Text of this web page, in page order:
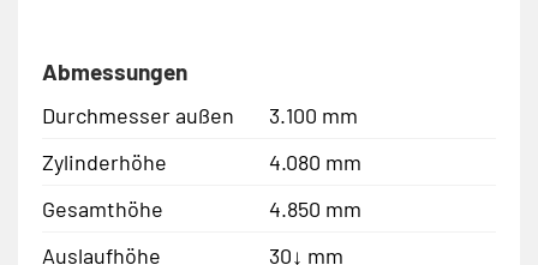
Abmessungen
Durchmesser außen
3.100 mm
Zylinderhöhe
4.080 mm
Gesamthöhe
4.850 mm
Auslaufhöhe
30↓ mm